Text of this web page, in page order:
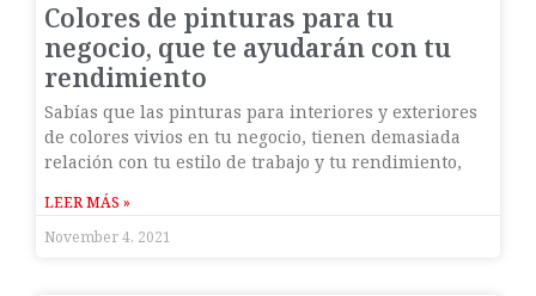
Colores de pinturas para tu
negocio, que te ayudarán con tu
rendimiento
Sabías que las pinturas para interiores y exteriores
de colores vivios en tu negocio, tienen demasiada
relación con tu estilo de trabajo y tu rendimiento,
LEER MÁS »
November 4, 2021